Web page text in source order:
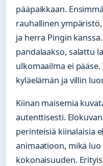
pääpaikkaan.
rauhallinen
ja herra Pingin
pandalaakso, salattu
ulkomaailma ei
kyläelämän ja villin
Kiinan maisemia
autenttisesti.
perinteisiä kiinalaisia
animaatioon, mikä
kokonaisuuden.